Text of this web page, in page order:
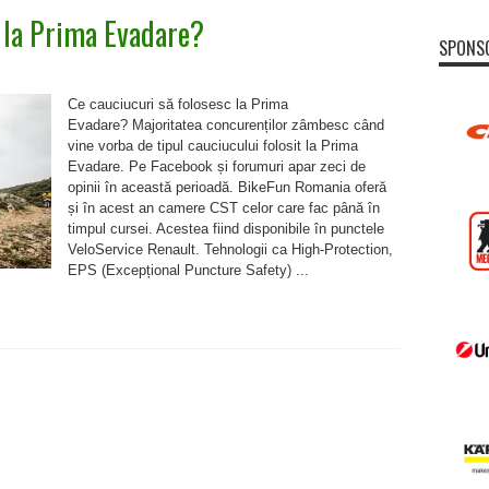
Prima Evadare?
Ce cauciucuri să folosesc la Prima
Evadare? Majoritatea concurenților zâmbesc când
vine vorba de tipul cauciucului folosit la Prima
Evadare. Pe Facebook și forumuri apar zeci de
opinii în această perioadă. BikeFun Romania oferă
și în acest an camere CST celor care fac până în
timpul cursei. Acestea fiind disponibile în punctele
VeloService Renault. Tehnologii ca High-Protection,
EPS (Excepțional Puncture Safety) ...